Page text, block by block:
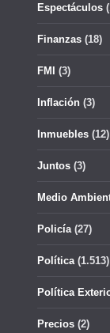
Espectáculos
Finanzas (18)
FMI (3)
Inflación (3)
Inmuebles (12)
Juntos (3)
Medio
Policía(27)
Política(1.513)
Política
Precios (2)